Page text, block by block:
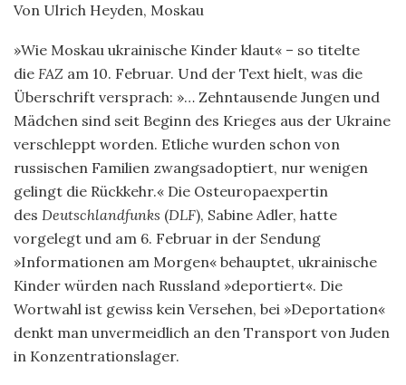
Von Ulrich Heyden, Moskau
»Wie Moskau ukrainische Kinder klaut« – so titelte
die FAZ am 10. Februar. Und der Text hielt, was die
Überschrift versprach: »… Zehntausende Jungen und
Mädchen sind seit Beginn des Krieges aus der Ukraine
verschleppt worden. Etliche wurden schon von
russischen Familien zwangsadoptiert, nur wenigen
gelingt die Rückkehr.« Die Osteuropaeхpertin
des Deutschlandfunks (DLF), Sabine Adler, hatte
vorgelegt und am 6. Februar in der Sendung
»Informationen am Morgen« behauptet, ukrainische
Kinder würden nach Russland »deportiert«. Die
Wortwahl ist gewiss kein Versehen, bei »Deportation«
denkt man unvermeidlich an den Transport von Juden
in Konzentrationslager.